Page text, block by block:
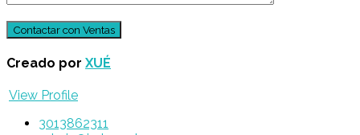
Creado por XUÉ
View Profile
3013862311